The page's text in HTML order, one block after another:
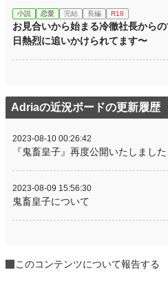
小説 恋愛 完結 長編 R18
お見合いから始まる冷徹社長から
日熱烈に追いかけられてます〜
Adriaの近況ボードの更新履歴
2023-08-10 00:26:42
『鬼畜皇子』再度公開いたしました
2023-08-09 15:56:30
鬼畜皇子について
このコンテンツについて報告する